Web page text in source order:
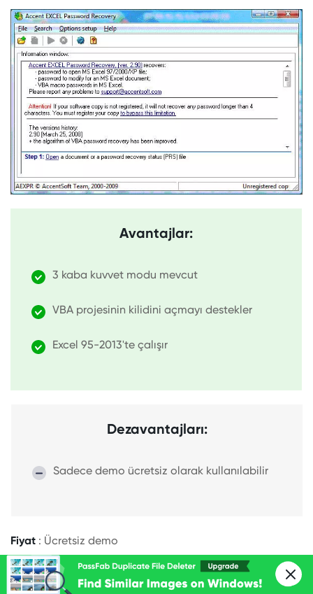
Avantajlar:
3 kaba kuvvet modu mevcut
VBA projesinin kilidini açmayı destekler
Excel 95-2013'te çalışır
Dezavantajları:
Sadece demo ücretsiz olarak kullanılabilir
Fiyat : Ücretsiz demo
platformu : Windows bilgisayar
İndir: